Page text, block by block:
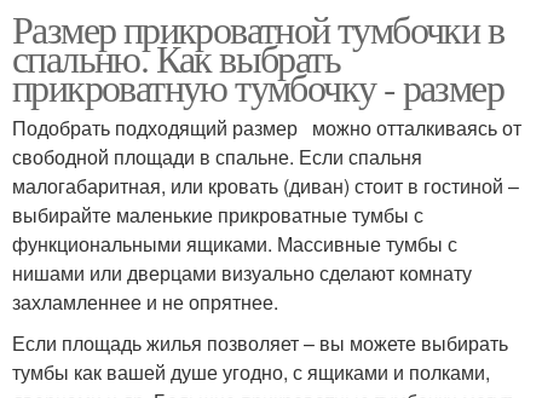
Размер прикроватной тумбочки в
спальню. Как выбрать
прикроватную тумбочку - размер
Подобрать подходящий размер можно отталкиваясь от
свободной площади в спальне. Если спальня
малогабаритная, или кровать (диван) стоит в гостиной –
выбирайте маленькие прикроватные тумбы с
функциональными ящиками. Массивные тумбы с
нишами или дверцами визуально сделают комнату
захламленнее и не опрятнее.
Если площадь жилья позволяет – вы можете выбирать
тумбы как вашей душе угодно, с ящиками и полками,